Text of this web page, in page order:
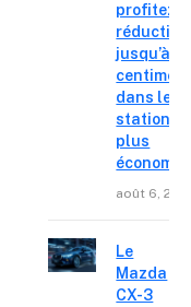
profitez
jusqu’à 15
centimes
dans les
stations
plus
août 6,
Le
Mazda
CX-3